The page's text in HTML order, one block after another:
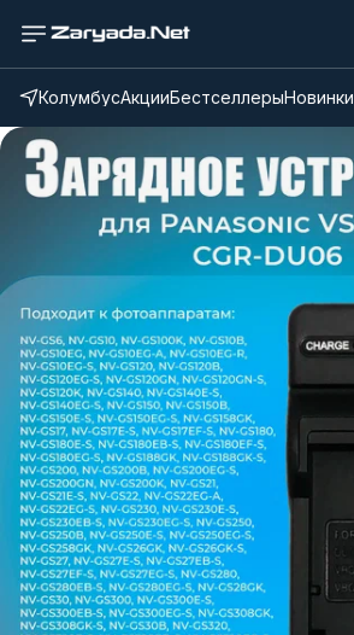
КолумбусАкцииБестселлерыНовинки